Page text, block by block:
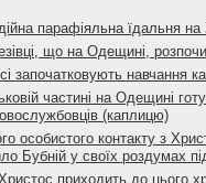
парафіяльна їдальня
що на Одещині,
започатковують навчання
частині на Одещині
(каплицю)
особистого контакту з
Бубній у своїх роздумах
приходить до цього